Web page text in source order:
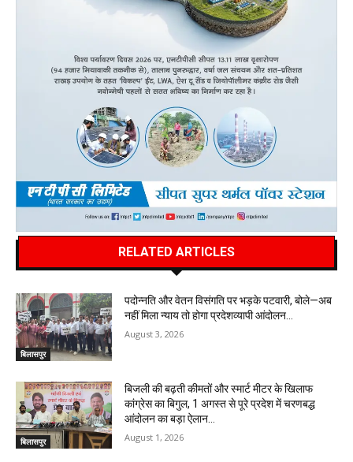
RELATED ARTICLES
बिलासपुर
पदोन्नति और वेतन विसंगति पर भड़के पटवारी, बोले—अब
नहीं मिला न्याय तो होगा प्रदेशव्यापी आंदोलन…
August 3, 2026
बिलासपुर
बिजली की बढ़ती कीमतों और स्मार्ट मीटर के खिलाफ
कांग्रेस का बिगुल, 1 अगस्त से पूरे प्रदेश में चरणबद्ध
आंदोलन का बड़ा ऐलान…
August 1, 2026